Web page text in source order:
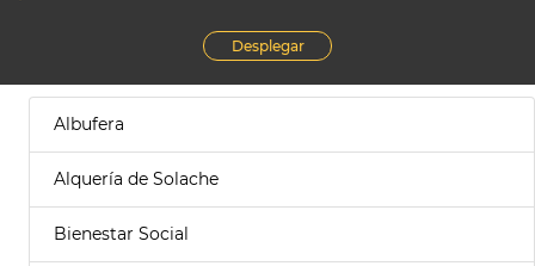
Desplegar
Albufera
Alquería de Solache
Bienestar Social